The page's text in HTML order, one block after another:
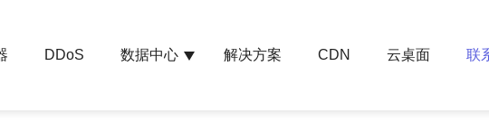
DDoS 数据中心 解决方案 CDN 云桌面 联